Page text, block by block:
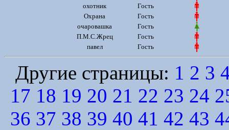
охотник
Гость
Охрана
Гость
очаровашка
Гость
П.М.С.Жрец
Гость
павел
Гость
Другие страницы: 1 2 3
17 18 19 20 21 22 23 24
36 37 38 39 40 41 42 43